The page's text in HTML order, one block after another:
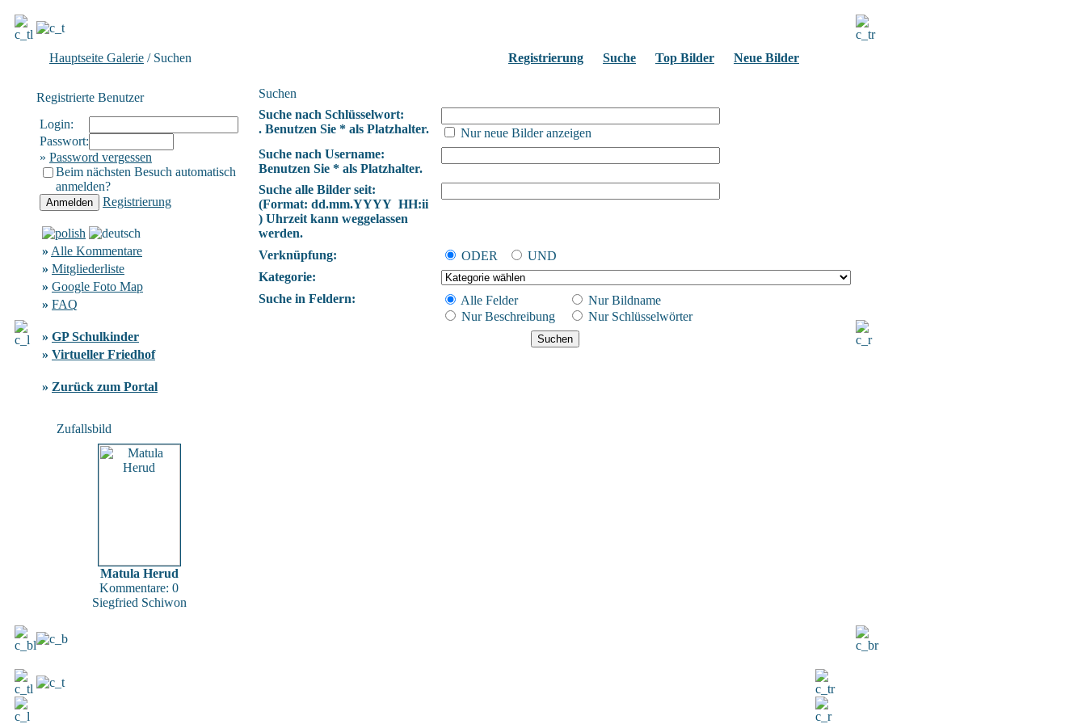
Hauptseite Galerie / Suchen Registrierung Suche Top Bilder Neue Bilder
Registrierte Benutzer
Login:
Passwort:
» Password vergessen
Beim nächsten Besuch automatisch
anmelden?
Registrierung
» Alle Kommentare
» Mitgliederliste
» Google Foto Map
» FAQ
» GP Schulkinder
» Virtueller Friedhof
» Zurück zum Portal
Zufallsbild
Matula Herud
Kommentare: 0
Siegfried Schiwon
Suchen
Suche nach Schlüsselwort:
. Benutzen Sie * als Platzhalter.
Nur neue Bilder anzeigen
Suche nach Username:
Benutzen Sie * als Platzhalter.
Suche alle Bilder seit:
(Format: dd.mm.YYYY HH:ii
) Uhrzeit kann weggelassen
werden.
Verknüpfung:
ODER
UND
Kategorie:
Suche in Feldern:
Alle Felder
Nur Bildname
Nur Beschreibung
Nur Schlüsselwörter